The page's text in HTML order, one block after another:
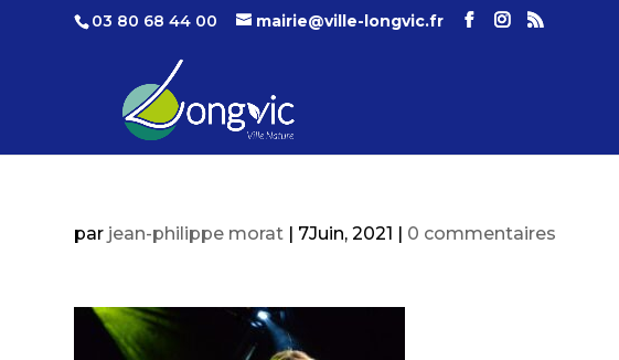
03 80 68 44 00 mairie@ville-longvic.fr
par jean-philippe morat | 7Juin, 2021 | 0 commentaires